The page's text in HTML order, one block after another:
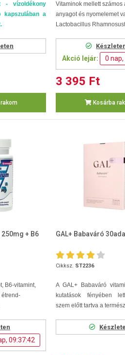
vízoldékony
kapszulában a
Vitaminok mellett számos
anyagot és nyomelemet
Lactobacillus
Akció lejár: 0 nap,
3 395 Ft
Kosárba
+ B6
B6-vitamint,
étrend-
09:37:42
GAL+ Babaváró
Cikksz. ST2236
A GAL+ Babaváró
kutatások fényében
szem előtt tartva a